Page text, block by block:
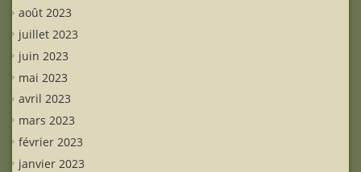
août 2023
juillet 2023
juin 2023
mai 2023
avril 2023
mars 2023
février 2023
janvier 2023